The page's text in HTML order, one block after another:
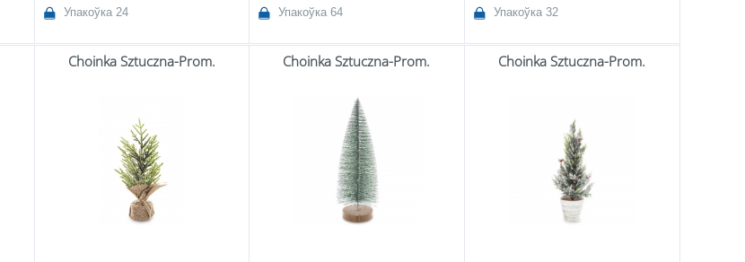
Упакоўка 24
Упакоўка 64
Упакоўка 32
Choinka Sztuczna-Prom. Choinka Sztuczna-Prom. Choinka Sztuczna-Prom.